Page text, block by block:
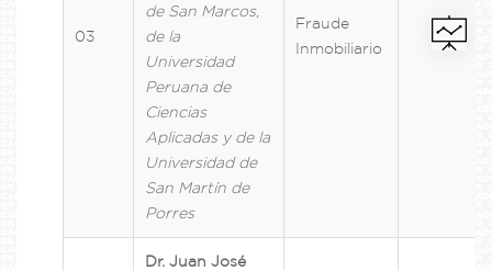
03
de San Marcos,
de la
Universidad
Peruana de
Ciencias
Aplicadas y de la
Universidad de
San Martín de
Porres
Fraude
Inmobiliario
Dr. Juan José